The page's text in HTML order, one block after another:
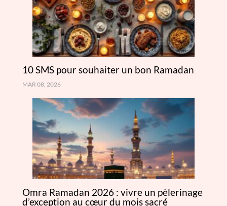
10 SMS pour souhaiter un bon Ramadan
MAR 08, 2026
Omra Ramadan 2026 : vivre un pèlerinage
d’exception au cœur du mois sacré